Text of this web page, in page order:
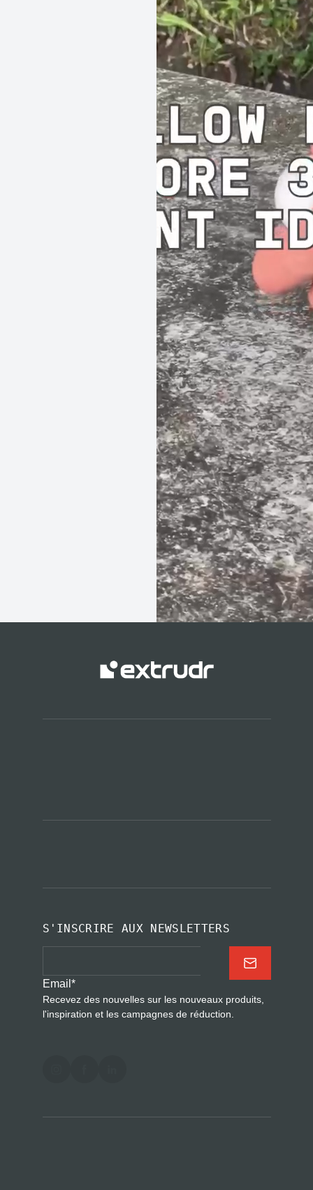
S'INSCRIRE AUX NEWSLETTERS
Email *
Recevez des nouvelles sur les nouveaux produits,
l'inspiration et les campagnes de réduction.